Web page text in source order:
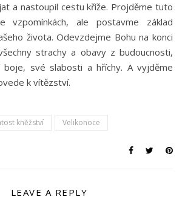
a nastoupil cestu kříže. Projděme tuto
vzpomínkách, ale postavme základ
života. Odevzdejme Bohu na konci
strachy a obavy z budoucnosti,
boje, své slabosti a hříchy. A vyjděme
k vítězství.
kněžství Velikonoce
LEAVE A REPLY